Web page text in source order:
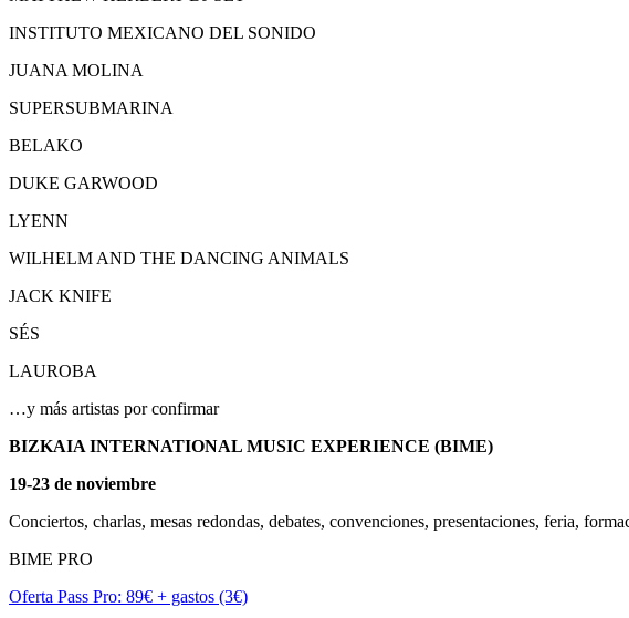
INSTITUTO MEXICANO DEL SONIDO
JUANA MOLINA
SUPERSUBMARINA
BELAKO
DUKE GARWOOD
LYENN
WILHELM AND THE DANCING ANIMALS
JACK KNIFE
SÉS
LAUROBA
…y más artistas por confirmar
BIZKAIA INTERNATIONAL MUSIC EXPERIENCE (BIME)
19-23 de noviembre
Conciertos, charlas, mesas redondas, debates, convenciones, presentaciones, feria,
BIME PRO
Oferta Pass Pro: 89€ + gastos (3€)